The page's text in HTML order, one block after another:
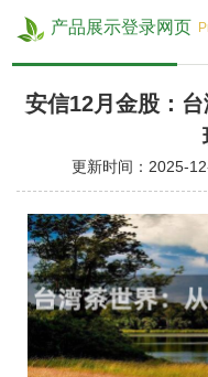
产品展示登录网页
安信12月金股：
更新时间：2025-